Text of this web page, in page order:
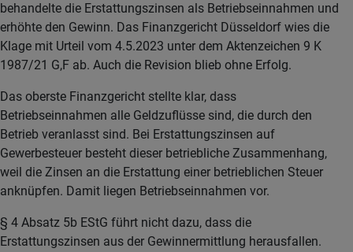
behandelte die Erstattungszinsen als Betriebseinnahmen und
erhöhte den Gewinn. Das Finanzgericht Düsseldorf wies die
Klage mit Urteil vom 4.5.2023 unter dem Aktenzeichen 9 K
1987/21 G,F ab. Auch die Revision blieb ohne Erfolg.
Das oberste Finanzgericht stellte klar, dass
Betriebseinnahmen alle Geldzuflüsse sind, die durch den
Betrieb veranlasst sind. Bei Erstattungszinsen auf
Gewerbesteuer besteht dieser betriebliche Zusammenhang,
weil die Zinsen an die Erstattung einer betrieblichen Steuer
anknüpfen. Damit liegen Betriebseinnahmen vor.
§ 4 Absatz 5b EStG führt nicht dazu, dass die
Erstattungszinsen aus der Gewinnermittlung herausfallen.